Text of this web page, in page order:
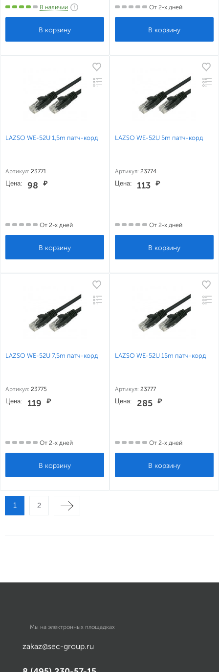
В наличии От 2-х дней
LAZSO WE-52U 1,5m патч-корд
Артикул: 23771
Цена: 98 ₽
От 2-х дней
LAZSO WE-52U 5m патч-корд
Артикул: 23774
Цена: 113 ₽
От 2-х дней
LAZSO WE-52U 7,5m патч-корд
Артикул: 23775
Цена: 119 ₽
От 2-х дней
LAZSO WE-52U 15m патч-корд
Артикул: 23777
Цена: 285 ₽
От 2-х дней
1 2
Мы на электронных площадках
zakaz@sec-group.ru